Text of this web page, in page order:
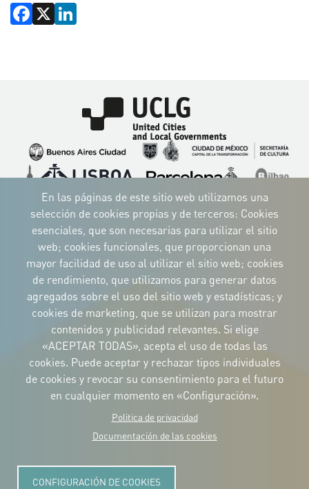
Facebook
X
Imagen
Imagen
Imagen
ImagenImagen Imagen
Imagen
ImagenImagenImagen
IDENTIDAD CORPORATIVA
Descargue
los logotipos
y el manual
NEWSLETTER
CONTACTO
Carrer Avinyó, 15
08002 Barcelona
culture@uclg.org
En las páginas de este sitio web utilizamos una
selección de cookies propias y de terceros: Cookies
esenciales, que son necesarias para utilizar el sitio
web; cookies funcionales, que proporcionan una
mayor facilidad de uso al utilizar el sitio web; cookies
de rendimiento, que utilizamos para generar datos
agregados sobre el uso del sitio web y estadísticas; y
cookies de marketing, que se utilizan para mostrar
contenidos y publicidad relevantes. Si elige
«ACEPTAR TODAS», acepta el uso de todas las
cookies. Puede aceptar y rechazar tipos individuales
de cookies y revocar su consentimiento para el futuro
en cualquier momento en «Configuración».
Politica de privacidad
Documentación de las cookies
CONFIGURACIÓN DE COOKIES